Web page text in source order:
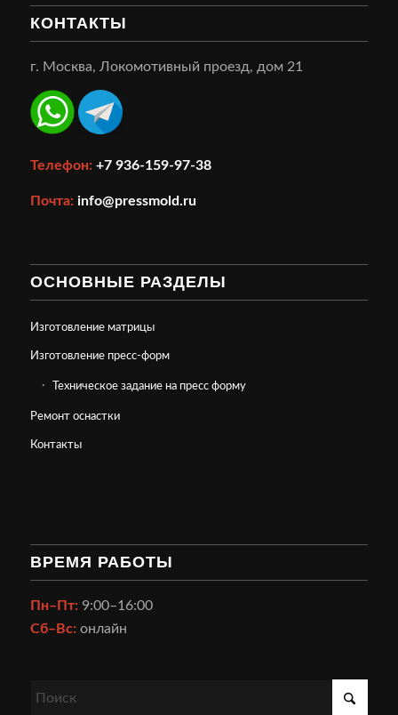
КОНТАКТЫ
г. Москва, Локомотивный проезд, дом 21
Телефон: +7 936-159-97-38
Почта: info@pressmold.ru
ОСНОВНЫЕ РАЗДЕЛЫ
Изготовление матрицы
Изготовление пресс-форм
Техническое задание на пресс форму
Ремонт оснастки
Контакты
ВРЕМЯ РАБОТЫ
Пн–Пт:9:00–16:00
Сб–Вс:онлайн